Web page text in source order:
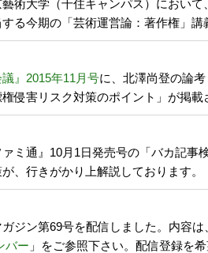
術大学（千住キャンパス）において
る今期の「芸術運営論：著作権」講
議』2015年11月号に、北澤尚登の論
侵害リスク対策のポイント」が掲載
ァミ通』10月1日発売号の「バカ記事
、行きがかり上解説しております。
ガジン第69号を配信しました。内容は
バー 」をご参照下さい。配信登録を